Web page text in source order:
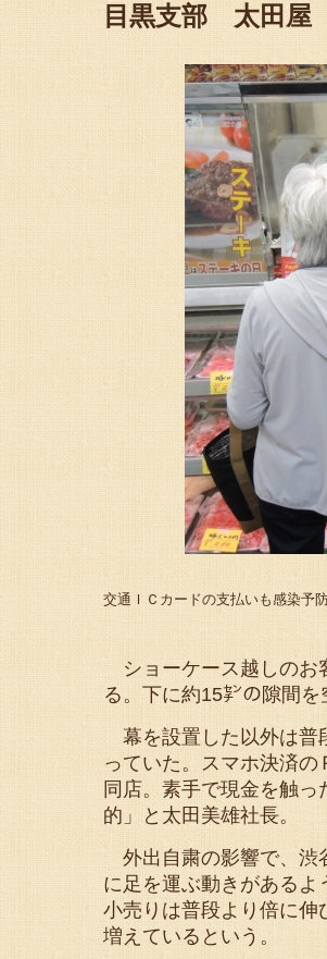
目黒支部 太田屋
交通ＩＣカードの支払いも感染予
ショーケース越しのお
る。下に約15㌢の隙間
幕を設置した以外は普
っていた。スマホ決済の
同店。素手で現金を触
的」と太田美雄社長。
外出自粛の影響で、渋
に足を運ぶ動きがある
小売りは普段より倍に伸
増えているという。